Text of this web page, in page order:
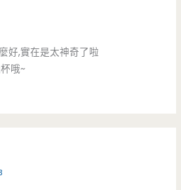
好,實在是太神奇了啦
哦~